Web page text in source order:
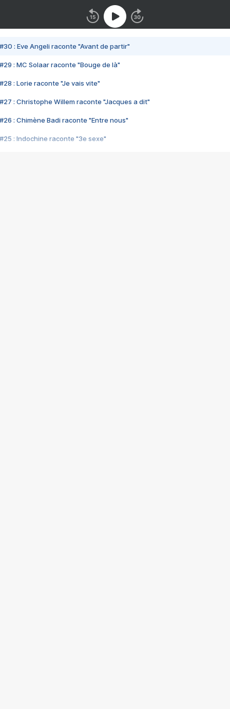
#30 : Eve Angeli raconte "Avant de partir"
#29 : MC Solaar raconte "Bouge de là"
#28 : Lorie raconte "Je vais vite"
#27 : Christophe Willem raconte "Jacques a dit"
#26 : Chimène Badi raconte "Entre nous"
#25 : Indochine raconte "3e sexe"